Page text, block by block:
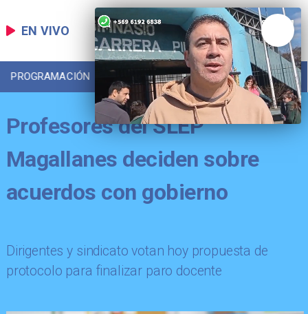
EN VIVO
PROGRAMACIÓN LOCAL DEPORTES
Profesores del SLEP
Magallanes deciden sobre
acuerdos con gobierno
Dirigentes y sindicato votan hoy propuesta de
protocolo para finalizar paro docente